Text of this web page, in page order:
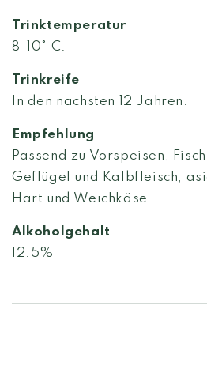
Trinktemperatur
8-10° C.
Trinkreife
In den nächsten 12 Jahren.
Empfehlung
Passend zu Vorspeisen,
Geflügel und Kalbfleisch,
Hart und Weichkäse.
Alkoholgehalt
12.5%